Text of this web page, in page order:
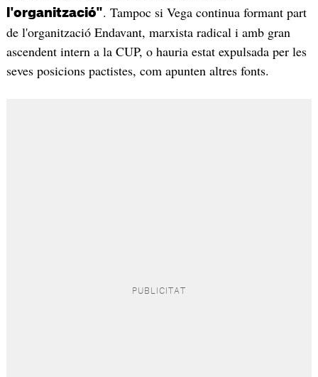
l'organització". Tampoc si Vega continua formant part
de l'organització Endavant, marxista radical i amb gran
ascendent intern a la CUP, o hauria estat expulsada per les
seves posicions pactistes, com apunten altres fonts.